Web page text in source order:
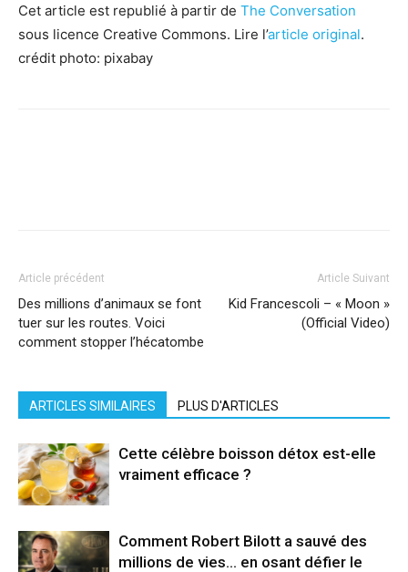
Cet article est republié à partir de The Conversation
sous licence Creative Commons. Lire l’article original.
crédit photo: pixabay
Article précédent
Des millions d’animaux se font
tuer sur les routes. Voici
comment stopper l’hécatombe
Article Suivant
Kid Francescoli – « Moon »
(Official Video)
ARTICLES SIMILAIRES PLUS D'ARTICLES
Cette célèbre boisson détox est-elle
vraiment efficace ?
Comment Robert Bilott a sauvé des
millions de vies… en osant défier le